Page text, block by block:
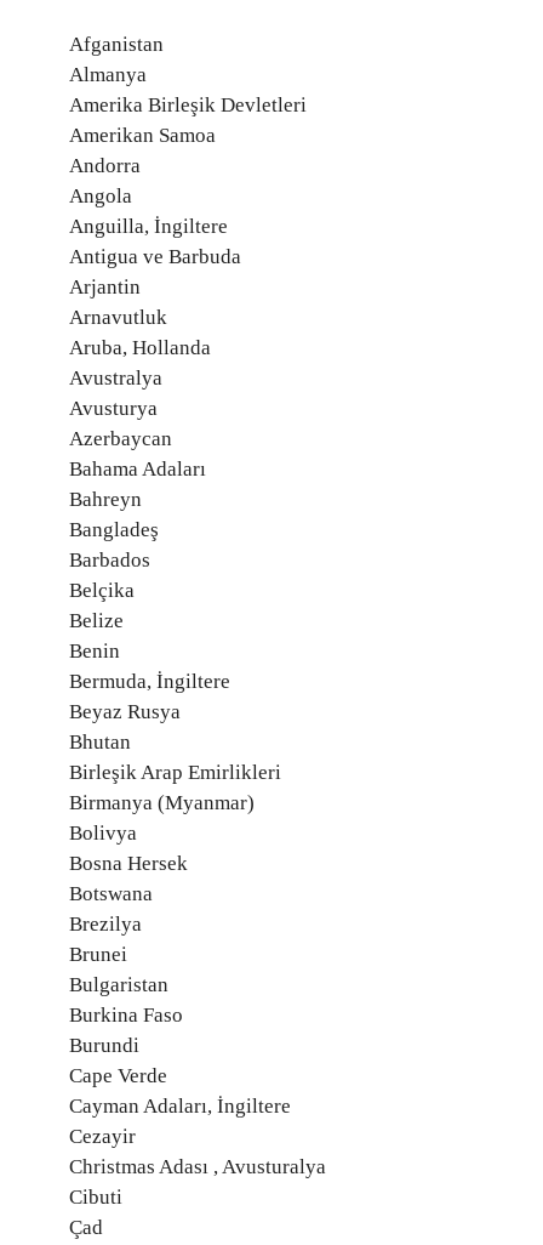
Afganistan
Almanya
Amerika Birleşik Devletleri
Amerikan Samoa
Andorra
Angola
Anguilla, İngiltere
Antigua ve Barbuda
Arjantin
Arnavutluk
Aruba, Hollanda
Avustralya
Avusturya
Azerbaycan
Bahama Adaları
Bahreyn
Bangladeş
Barbados
Belçika
Belize
Benin
Bermuda, İngiltere
Beyaz Rusya
Bhutan
Birleşik Arap Emirlikleri
Birmanya (Myanmar)
Bolivya
Bosna Hersek
Botswana
Brezilya
Brunei
Bulgaristan
Burkina Faso
Burundi
Cape Verde
Cayman Adaları, İngiltere
Cezayir
Christmas Adası , Avusturalya
Cibuti
Çad